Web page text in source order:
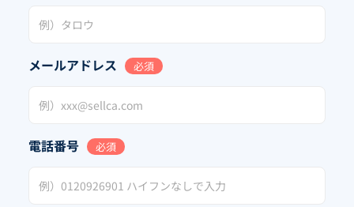
メールアドレス 必須
電話番号 必須